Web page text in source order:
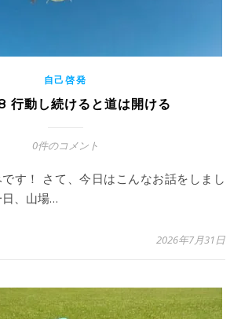
自己啓発
動し続けると道は開ける
0件のコメント
、山場…
2026年7月31日